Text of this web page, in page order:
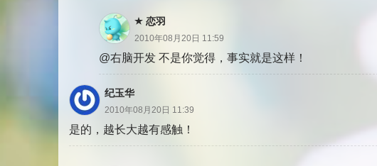
恋羽
2010年08月20日 11:59
@右脑开发 不是你觉得，事实就是这样！
纪玉华
2010年08月20日 11:39
是的，越长大越有感触！